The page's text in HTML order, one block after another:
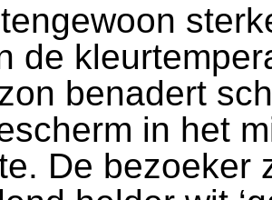
de
benadert
in het
De bezoeker